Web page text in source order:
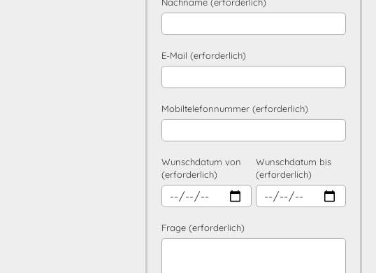
E-Mail (erforderlich)
Mobiltelefonnummer (erforderlich)
Wunschdatum von
(erforderlich)
Wunschdatum bis
(erforderlich)
Frage (erforderlich)